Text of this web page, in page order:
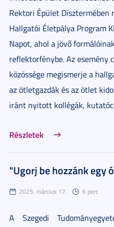
Rektori Épület Dísztermében
Hallgatói Életpálya Program
Napot, ahol a jövő
reflektorfénybe. Az esemény
közössége megismerje a
az ötletgazdák és az ötlet
iránt nyitott kollégák,
Részletek
"Ugorj be hozzánk egy
2025. március 17. 6 perc
A Szegedi